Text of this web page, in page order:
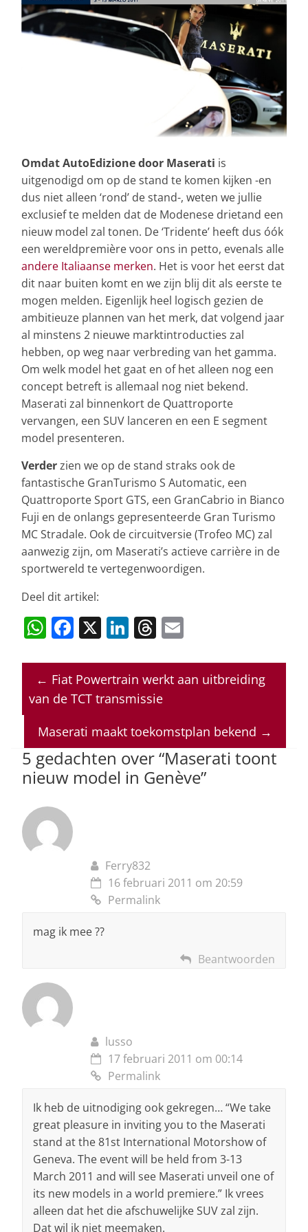
Omdat AutoEdizione door Maserati is
uitgenodigd om op de stand te komen kijken -en
dus niet alleen ‘rond’ de stand-, weten we jullie
exclusief te melden dat de Modenese drietand een
nieuw model zal tonen. De ‘Tridente’ heeft dus óók
een wereldpremière voor ons in petto, evenals alle
andere Italiaanse merken. Het is voor het eerst dat
dit naar buiten komt en we zijn blij dit als eerste te
mogen melden. Eigenlijk heel logisch gezien de
ambitieuze plannen van het merk, dat volgend jaar
al minstens 2 nieuwe marktintroducties zal
hebben, op weg naar verbreding van het gamma.
Om welk model het gaat en of het alleen nog een
concept betreft is allemaal nog niet bekend.
Maserati zal binnenkort de Quattroporte
vervangen, een SUV lanceren en een E segment
model presenteren.
Verderzien we op de stand straks ook de
fantastische GranTurismo S Automatic, een
Quattroporte Sport GTS, een GranCabrio in Bianco
Fuji en de onlangs gepresenteerde Gran Turismo
MC Stradale. Ook de circuitversie (Trofeo MC) zal
aanwezig zijn, om Maserati’s actieve carrière in de
sportwereld te vertegenwoordigen.
Deel dit artikel:
W
at
s
p
p
F
c
e
o
o
k
X Li
k
e
n
T
re
a
s
ai
l
← Fiat Powertrain werkt aan uitbreiding
van de TCT transmissie
Maserati maakt toekomstplan bekend →
5 gedachten over “Maserati toont
nieuw model in Genève”
Ferry832
16 februari 2011 om 20:59
Permalink
mag ik mee ??
Beantwoorden
lusso
17 februari 2011 om 00:14
Permalink
Ik heb de uitnodiging ook gekregen… “We take
great pleasure in inviting you to the Maserati
stand at the 81st International Motorshow of
Geneva. The event will be held from 3-13
March 2011 and will see Maserati unveil one of
its new models in a world premiere.” Ik vrees
alleen dat het die afschuwelijke SUV zal zijn.
Dat wil ik niet meemaken.